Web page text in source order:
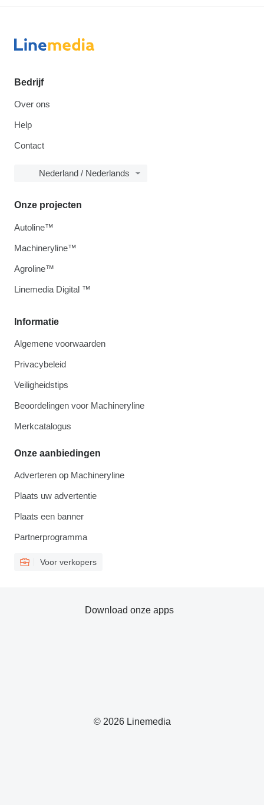
Bedrijf
Over ons
Help
Contact
Nederland / Nederlands
Informatie
Algemene voorwaarden
Privacybeleid
Veiligheidstips
Beoordelingen voor Machineryline
Merkcatalogus
Onze aanbiedingen
Adverteren op Machineryline
Plaats uw advertentie
Plaats een banner
Partnerprogramma
Voor verkopers
Onze projecten
Autoline™
Machineryline™
Agroline™
Linemedia Digital ™
© 2026 Linemedia
Download onze apps